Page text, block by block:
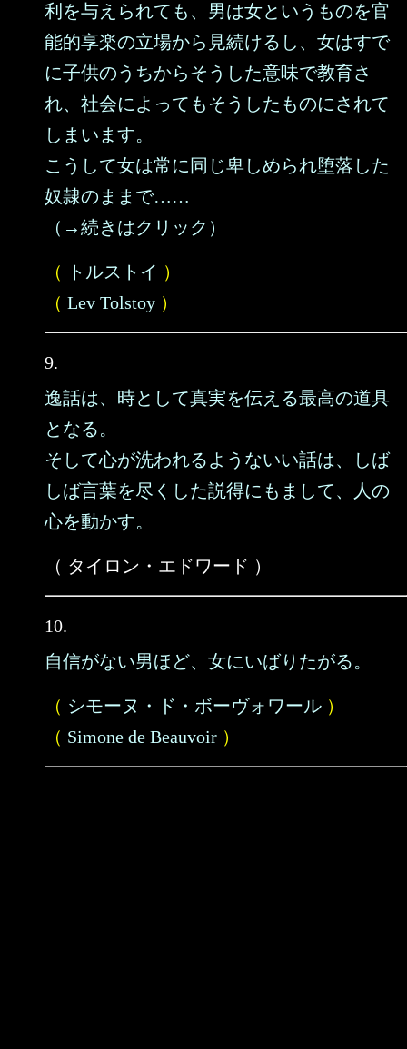
利を与えられても、男は女というものを官
能的享楽の立場から見続けるし、女はすで
に子供のうちからそうした意味で教育さ
れ、社会によってもそうしたものにされて
しまいます。
こうして女は常に同じ卑しめられ堕落した
奴隷のままで……
（→続きはクリック）
（ トルストイ ）
（ Lev Tolstoy ）
9.
逸話は、時として真実を伝える最高の道具
となる。
そして心が洗われるようないい話は、しば
しば言葉を尽くした説得にもまして、人の
心を動かす。
（ タイロン・エドワード ）
10.
自信がない男ほど、女にいばりたがる。
（ シモーヌ・ド・ボーヴォワール ）
（ Simone de Beauvoir ）